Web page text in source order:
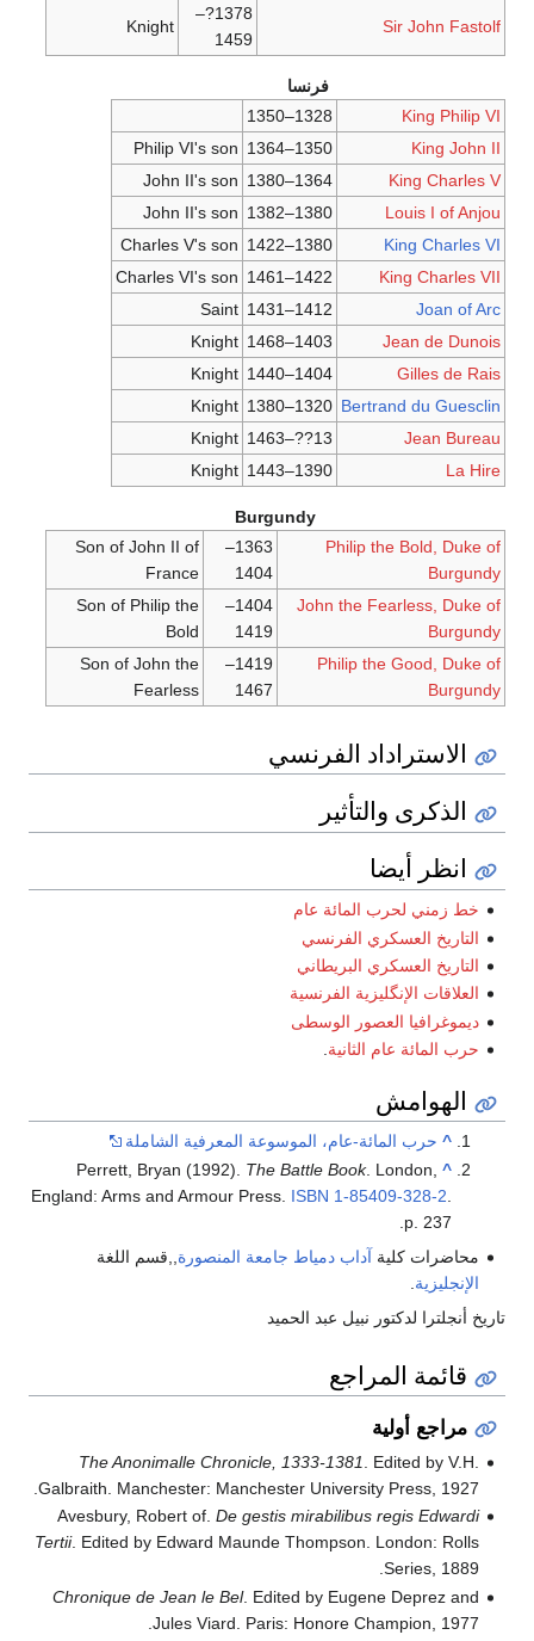
Sir John Fastolf
1378?–
1459
Knight
فرنسا
King Philip VI
1328–1350
King John II
1350–1364
Philip VI's son
King Charles V
1364–1380
John II's son
Louis I of Anjou
1380–1382
John II's son
King Charles VI
1380–1422
Charles V's son
King Charles VII
1422–1461
Charles VI's son
Joan of Arc
1412–1431
Saint
Jean de Dunois
1403–1468
Knight
Gilles de Rais
1404–1440
Knight
Bertrand du Guesclin
1320–1380
Knight
Jean Bureau
13??–1463
Knight
La Hire
1390–1443
Knight
Burgundy
Philip the Bold, Duke of
Burgundy
1363–
1404
Son of John II of
France
John the Fearless, Duke of
Burgundy
1404–
1419
Son of Philip the
Bold
Philip the Good, Duke of
Burgundy
1419–
1467
Son of John the
Fearless
الاستراداد الفرنسي
الذكرى والتأثير
انظر أيضا
خط زمني لحرب المائة عام
التاريخ العسكري الفرنسي
التاريخ العسكري البريطاني
العلاقات الإنگليزية الفرنسية
ديموغرافيا العصور الوسطى
حرب المائة عام الثانية
الهوامش
^ حرب المائة-عام، الموسوعة المعرفية الشاملة
^
Perrett, Bryan (1992). The Battle Book. London,
England: Arms and Armour Press. ISBN 1-85409-328-2
p. 237.
محاضرات كلية آداب دمياط جامعة المنصورة ,,قسم اللغة
الإنجليزية
تاريخ أنجلترا لدكتور نبيل عبد الحميد
قائمة المراجع
مراجع أولية
The Anonimalle Chronicle, 1333-1381
. Edited by V.H.
Galbraith. Manchester: Manchester University Press, 1927.
Avesbury, Robert of. De gestis mirabilibus regis Edwardi
Tertii. Edited by Edward Maunde Thompson. London: Rolls
Series, 1889.
Chronique de Jean le Bel. Edited by Eugene Deprez and
Jules Viard. Paris: Honore Champion, 1977.